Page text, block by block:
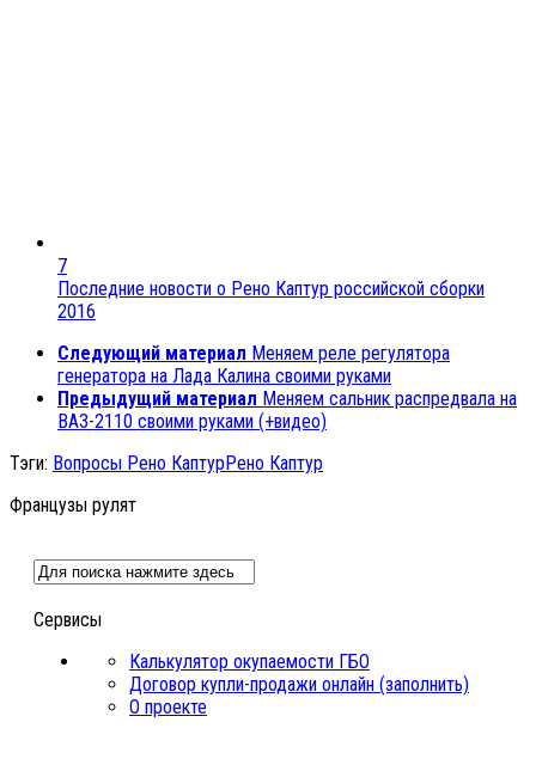
7
Последние новости о Рено Каптур российской сборки
2016
Следующий материал Меняем реле регулятора
генератора на Лада Калина своими руками
Предыдущий материал Меняем сальник распредвала на
ВАЗ-2110 своими руками (+видео)
Тэги: Вопросы Рено КаптурРено Каптур
Французы рулят
Сервисы
Калькулятор окупаемости ГБО
Договор купли-продажи онлайн (заполнить)
О проекте